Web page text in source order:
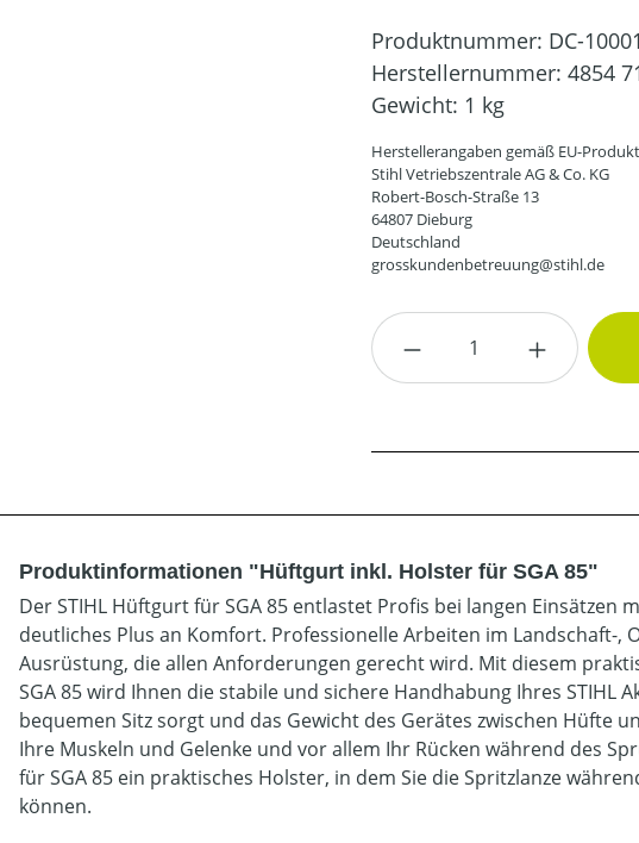
Produktnummer: DC-
Herstellernummer: 4854
Gewicht: 1 kg
Herstellerangaben gemäß EU-
Stihl Vetriebszentrale AG & Co. KG
Robert-Bosch-Straße 13
64807 Dieburg
Deutschland
grosskundenbetreuung@stihl.de
Produkt Anzahl:
Produktinformationen "Hüftgurt inkl. Holster für SGA 85"
Der STIHL Hüftgurt für SGA 85 entlastet Profis bei langen Einsätzen
deutliches Plus an Komfort. Professionelle Arbeiten im Landschaft-
Ausrüstung, die allen Anforderungen gerecht wird. Mit diesem
SGA 85 wird Ihnen die stabile und sichere Handhabung Ihres STIHL
bequemen Sitz sorgt und das Gewicht des Gerätes zwischen Hüfte
Ihre Muskeln und Gelenke und vor allem Ihr Rücken während des
für SGA 85 ein praktisches Holster, in dem Sie die Spritzlanze
können.